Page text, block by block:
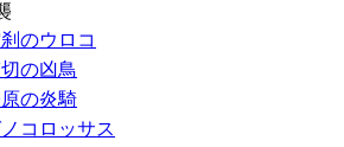
のウロコ
の凶鳥
の炎騎
コロッサス